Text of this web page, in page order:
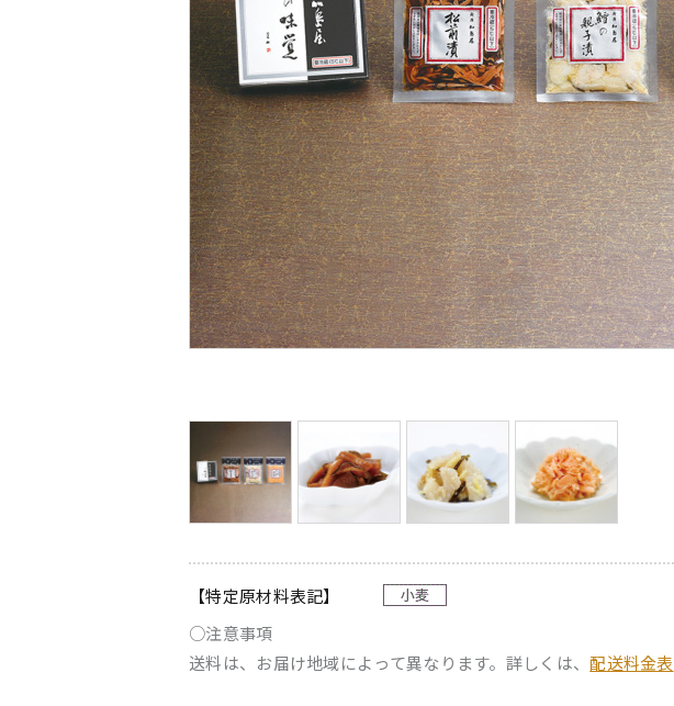
【特定原材料表記】
○注意事項
送料は、お届け地域によって異なります。詳しくは、配送料金表